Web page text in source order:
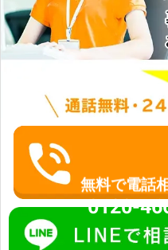
無料で電話
0120-